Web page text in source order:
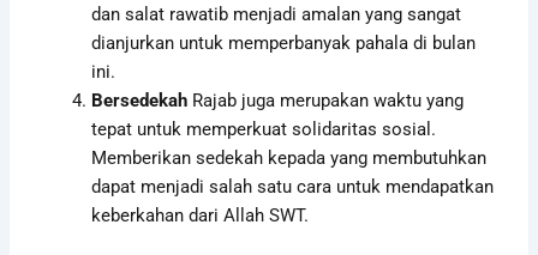
dan salat rawatib menjadi amalan yang sangat
dianjurkan untuk memperbanyak pahala di bulan
ini.
Bersedekah Rajab juga merupakan waktu yang
tepat untuk memperkuat solidaritas sosial.
Memberikan sedekah kepada yang membutuhkan
dapat menjadi salah satu cara untuk mendapatkan
keberkahan dari Allah SWT.